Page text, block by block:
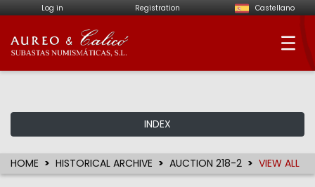
Log in Registration Castellano
Aureo & Calicó -
INDEX
HOME HISTORICAL ARCHIVE AUCTION 218-2 VIEW ALL